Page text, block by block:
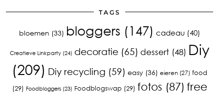
TAGS
bloemen (33) bloggers (147) cadeau (40)
Creatieve Linkparty(24) decoratie(65) dessert(48) Diy
(209) Diy recycling (59) easy (36) eieren (27) food
(29) Foodbloggers(23) Foodblogswap(29) fotos (87) free